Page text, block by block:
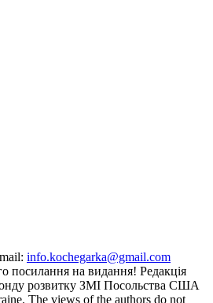
info.kochegarka@gmail.com
посилання на видання! Редакція
Фонду розвитку ЗМІ Посольства США
The views of the authors do not